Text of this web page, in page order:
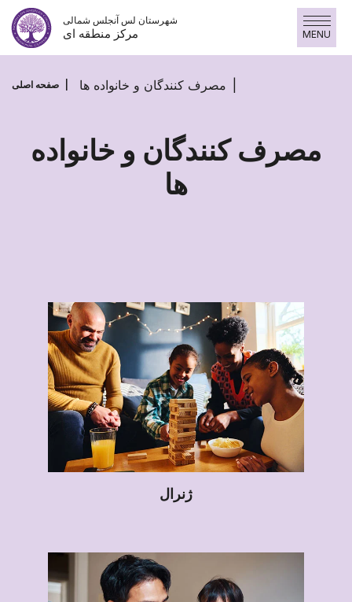
پرش
محتوا
شهرستان لس آنجلس شمالی
مرکز منطقه ای MENU
صفحه اصلی مصرف کنندگان و خانواده ها
مصرف کنندگان و خانواده
ها
مصرف
ها
ژنرال